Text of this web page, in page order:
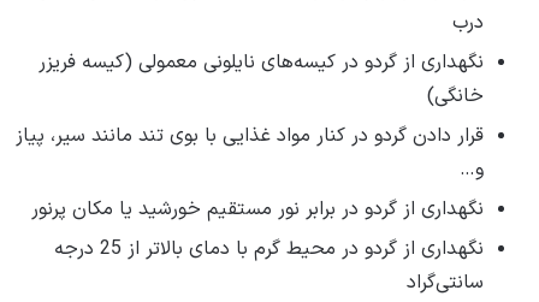
درب
نگهداری از گردو در کیسه‌های نایلونی معمولی (کیسه فریزر
خانگی)
قرار دادن گردو در کنار مواد غذایی با بوی تند مانند سیر، پیاز
و…
نگهداری از گردو در برابر نور مستقیم خورشید یا مکان پرنور
نگهداری از گردو در محیط گرم با دمای بالاتر از 25 درجه
سانتی‌گراد